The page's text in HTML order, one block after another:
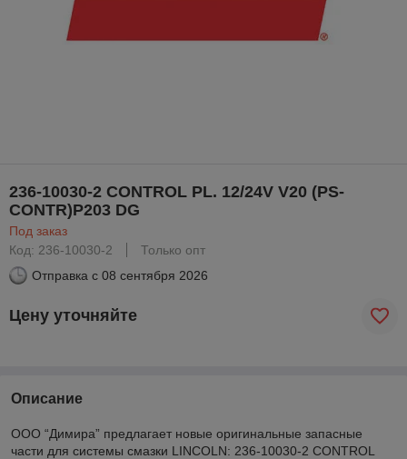
236-10030-2 CONTROL PL. 12/24V V20 (PS-
CONTR)P203 DG
Под заказ
Код: 236-10030-2
Только опт
Отправка с 08 сентября 2026
Цену уточняйте
Описание
ООО “Димира” предлагает новые оригинальные запасные
части для системы смазки LINCOLN: 236-10030-2 CONTROL